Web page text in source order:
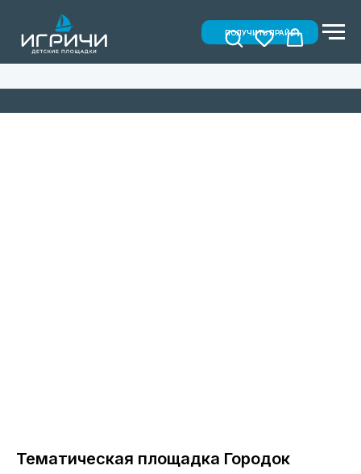
ПОЛУЧИТЬ ПРАЙС
Тематическая площадка Городок